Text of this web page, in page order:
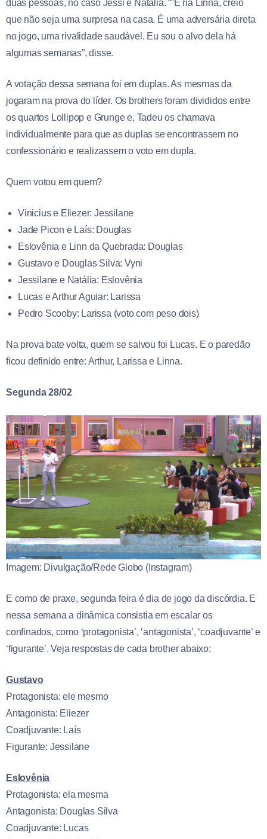
duas pessoas, no caso Jessi e Natália. “”É na Linna, creio
que não seja uma surpresa na casa. É uma adversária direta
no jogo, uma rivalidade saudável. Eu sou o alvo dela há
algumas semanas”, disse.
A votação dessa semana foi em duplas. As mesmas da
jogaram na prova do líder. Os brothers foram divididos entre
os quartos Lollipop e Grunge e, Tadeu os chamava
individualmente para que as duplas se encontrassem no
confessionário e realizassem o voto em dupla.
Quem votou em quem?
Vinicius e Eliezer: Jessilane
Jade Picon e Laís: Douglas
Eslovênia e Linn da Quebrada: Douglas
Gustavo e Douglas Silva: Vyni
Jessilane e Natália: Eslovênia
Lucas e Arthur Aguiar: Larissa
Pedro Scooby: Larissa (voto com peso dois)
Na prova bate volta, quem se salvou foi Lucas. E o paredão
ficou definido entre: Arthur, Larissa e Linna.
Segunda 28/02
Imagem: Divulgação/Rede Globo (Instagram)
E como de praxe, segunda feira é dia de jogo da discórdia. E
nessa semana a dinâmica consistia em escalar os
confinados, como ‘protagonista’, ‘antagonista’, ‘coadjuvante’ e
‘figurante’. Veja respostas de cada brother abaixo:
Gustavo
Protagonista: ele mesmo
Antagonista: Eliezer
Coadjuvante: Laís
Figurante: Jessilane
Eslovênia
Protagonista: ela mesma
Antagonista: Douglas Silva
Coadjuvante: Lucas